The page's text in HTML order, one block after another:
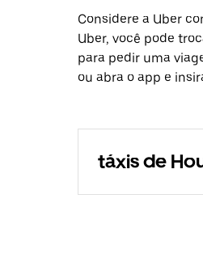
Considere a Uber
Uber, você pode
para pedir uma
ou abra o app e
táxis de